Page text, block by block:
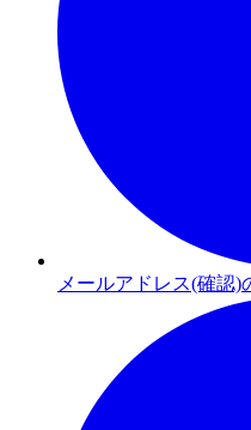
メールアドレス(確認)